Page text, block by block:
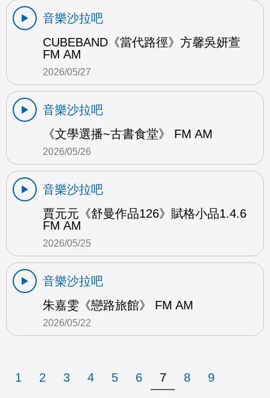
音樂沙拉吧
CUBEBAND《當代路徑》方馨吳妍萱
FM AM
2026/05/27
音樂沙拉吧
《文學選播~古書食堂》 FM AM
2026/05/26
音樂沙拉吧
賈元元《舒曼作品126》賦格小品1.4.6
FM AM
2026/05/25
音樂沙拉吧
朱嘉雯《戀路旅館》 FM AM
2026/05/22
1 2 3 4 5 6 7 8 9